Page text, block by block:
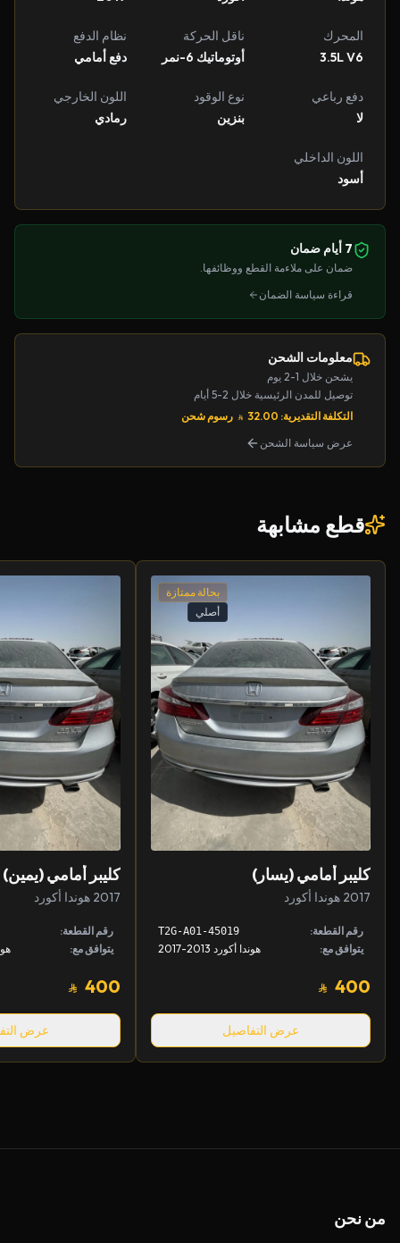
المحرك
3.5L V6
ناقل الحركة
أوتوماتيك 6-نمر
نظام الدفع
دفع أمامي
دفع رباعي
لا
نوع الوقود
بنزين
اللون الخارجي
رمادي
اللون الداخلي
أسود
7 أيام ضمان
ضمان على ملاءمة القطع ووظائفها.
قراءة سياسة الضمان
معلومات الشحن
يشحن خلال 1-2 يوم
توصيل للمدن الرئيسية خلال 2-5 أيام
التكلفة التقديرية: 32.00
رسوم شحن
عرض سياسة الشحن
قطع مشابهة
بحالة ممتازة
أصلي
كليبر أمامي (يسار)
2017 هوندا أكورد
رقم القطعة: 45019-T2G-A01
يتوافق مع: هوندا أكورد 2013-2017
400
عرض التفاصيل
كليبر أمامي (يمين)
2017 هوندا أكورد
رقم القطعة:
يتوافق مع:
400
عرض
من نحن